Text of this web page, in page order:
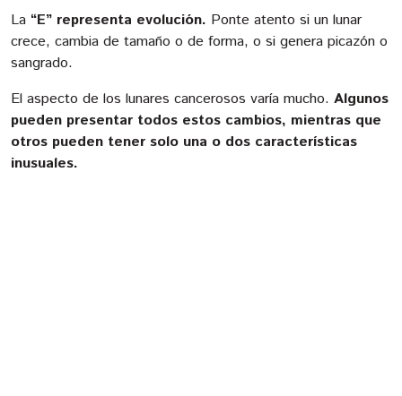
La “E” representa evolución. Ponte atento si un lunar
crece, cambia de tamaño o de forma, o si genera picazón o
sangrado.
El aspecto de los lunares cancerosos varía mucho. Algunos
pueden presentar todos estos cambios, mientras que
otros pueden tener solo una o dos características
inusuales.